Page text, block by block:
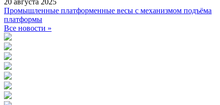
20 августа 2025
Промышленные платформенные весы с механизмом подъёма
платформы
Все новости »